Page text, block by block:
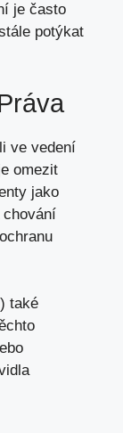
je často
potýkat
ve vedení
omezit
jako
také